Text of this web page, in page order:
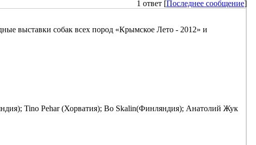
1 ответ [Последнее сообщение]
выставки собак всех пород «Крымское Лето - 2012» и
Tino Pehar (Хорватия); Bo Skalin(Финляндия); Анатолий Жук